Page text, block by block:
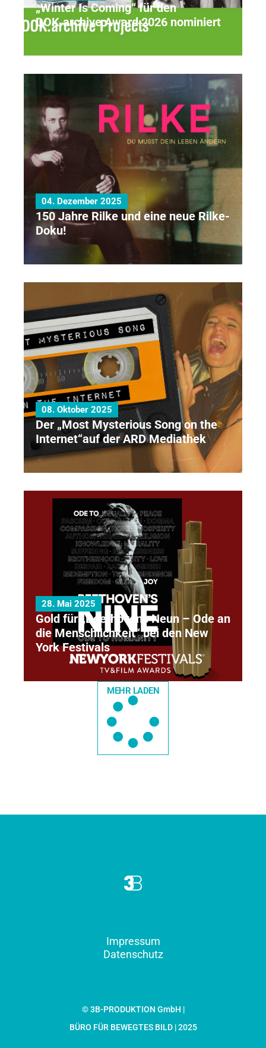
„Winter Is Coming“ für den
DOK.archive Award 2026 nominiert
04. Dezember 2025
150 Jahre Rilke und eine neue Rilke-
Doku!
08. Oktober 2025
Der „Most Mysterious Song on the
Internet“auf der ARD Mediathek
28. Mai 2025
Gold für „Beethovens Neun – Ode an
die Menschlichkeit“ bei den New
York Festivals
MEHR LADEN
Impressum
Datenschutz
© 3B-PRODUKTION GmbH |
BÜRO FÜR BEWEGTES BILD | 2025